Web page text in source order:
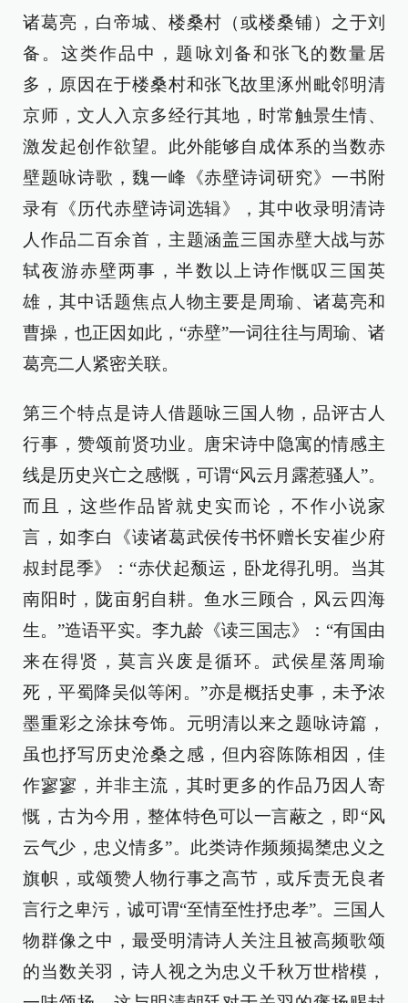
诸葛亮，白帝城、楼桑村（或楼桑铺）之于刘
备。这类作品中，题咏刘备和张飞的数量居
多，原因在于楼桑村和张飞故里涿州毗邻明清
京师，文人入京多经行其地，时常触景生情、
激发起创作欲望。此外能够自成体系的当数赤
壁题咏诗歌，魏一峰《赤壁诗词研究》一书附
录有《历代赤壁诗词选辑》，其中收录明清诗
人作品二百余首，主题涵盖三国赤壁大战与苏
轼夜游赤壁两事，半数以上诗作慨叹三国英
雄，其中话题焦点人物主要是周瑜、诸葛亮和
曹操，也正因如此，“赤壁”一词往往与周瑜、诸
葛亮二人紧密关联。
第三个特点是诗人借题咏三国人物，品评古人
行事，赞颂前贤功业。唐宋诗中隐寓的情感主
线是历史兴亡之感慨，可谓“风云月露惹骚人”。
而且，这些作品皆就史实而论，不作小说家
言，如李白《读诸葛武侯传书怀赠长安崔少府
叔封昆季》：“赤伏起颓运，卧龙得孔明。当其
南阳时，陇亩躬自耕。鱼水三顾合，风云四海
生。”造语平实。李九龄《读三国志》：“有国由
来在得贤，莫言兴废是循环。武侯星落周瑜
死，平蜀降吴似等闲。”亦是概括史事，未予浓
墨重彩之涂抹夸饰。元明清以来之题咏诗篇，
虽也抒写历史沧桑之感，但内容陈陈相因，佳
作寥寥，并非主流，其时更多的作品乃因人寄
慨，古为今用，整体特色可以一言蔽之，即“风
云气少，忠义情多”。此类诗作频频揭橥忠义之
旗帜，或颂赞人物行事之高节，或斥责无良者
言行之卑污，诚可谓“至情至性抒忠孝”。三国人
物群像之中，最受明清诗人关注且被高频歌颂
的当数关羽，诗人视之为忠义千秋万世楷模，